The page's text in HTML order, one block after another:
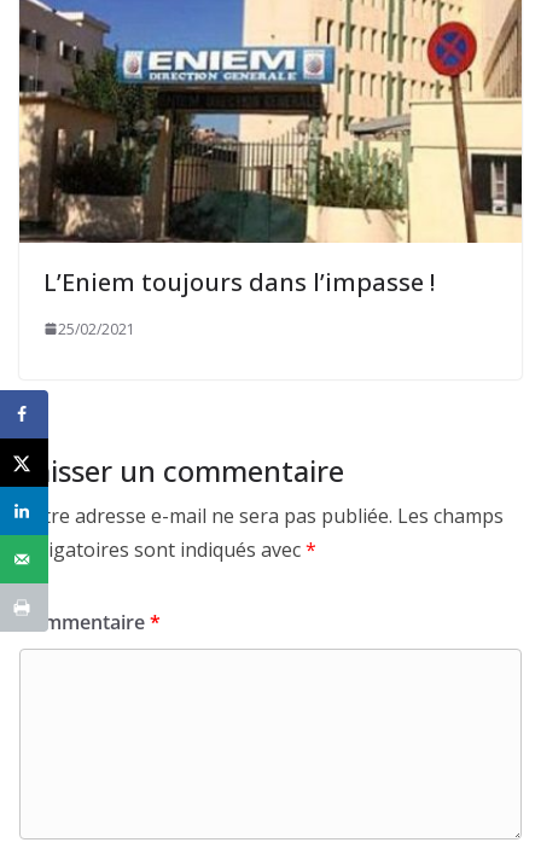
L’Eniem toujours dans l’impasse !
25/02/2021
Laisser un commentaire
Votre adresse e-mail ne sera pas publiée. Les champs
obligatoires sont indiqués avec*
Commentaire*